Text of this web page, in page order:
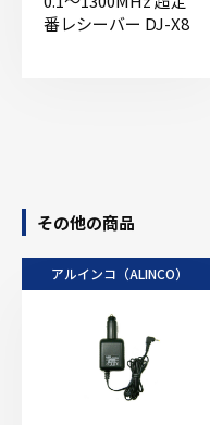
番レシーバー DJ-X8
その他の商品
アルインコ（ALINCO）